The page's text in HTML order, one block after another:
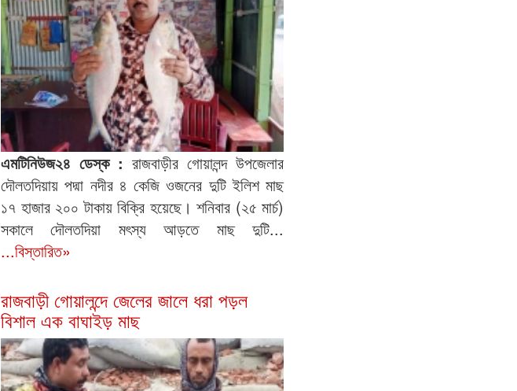
এমটিনিউজ২৪ ডেস্ক : রাজবাড়ীর গোয়ালন্দ উপজেলার
দৌলতদিয়ায় পদ্মা নদীর ৪ কেজি ওজনের দুটি ইলিশ মাছ
১৭ হাজার ২০০ টাকায় বিক্রি হয়েছে। শনিবার (২৫ মার্চ)
সকালে দৌলতদিয়া মৎস্য আড়তে মাছ দুটি...
...বিস্তারিত»
রাজবাড়ী গোয়ালন্দে জেলের জালে ধরা পড়ল
বিশাল এক বাঘাইড় মাছ